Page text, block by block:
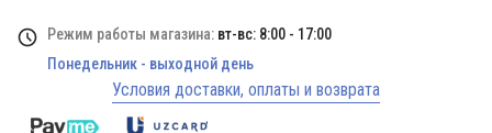
Режим работы магазина: вт-вс: 8:00 - 17:00
Понедельник - выходной день
Условия доставки, оплаты и возврата